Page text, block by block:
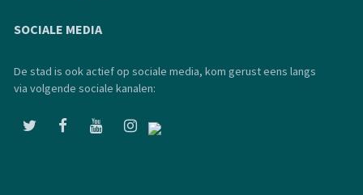
SOCIALE MEDIA
De stad is ook actief op sociale media, kom gerust eens langs
via volgende sociale kanalen: